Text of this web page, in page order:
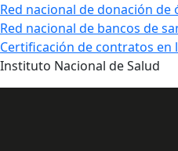
Red nacional de donación de
Red nacional de bancos de
Certificación de contratos en
Instituto Nacional de Salud